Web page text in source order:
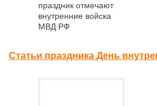
праздник отмечают
внутренние войска
МВД РФ
Статьи праздника День